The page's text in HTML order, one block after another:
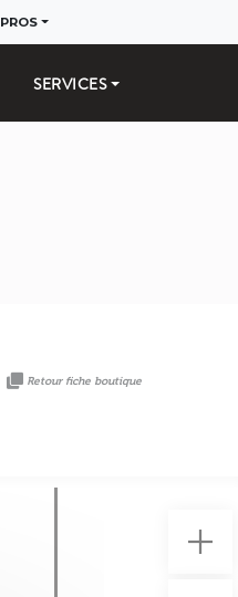
PROS
SERVICES
Retour fiche boutique